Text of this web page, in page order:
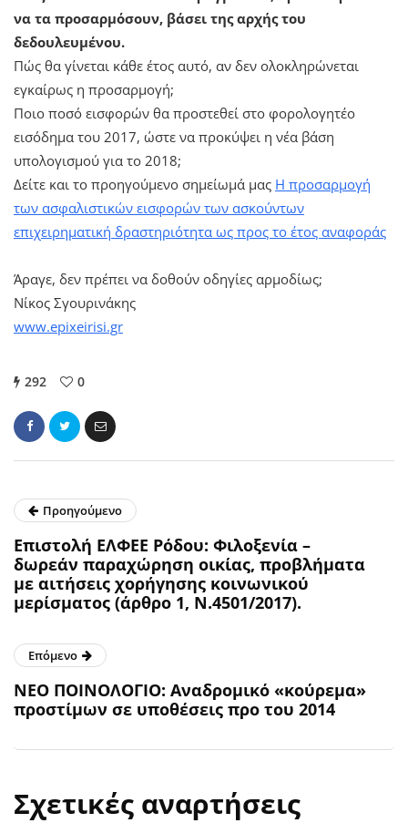
να τα προσαρμόσουν, βάσει της αρχής του
δεδουλευμένου.
Πώς θα γίνεται κάθε έτος αυτό, αν δεν ολοκληρώνεται
εγκαίρως η προσαρμογή;
Ποιο ποσό εισφορών θα προστεθεί στο φορολογητέο
εισόδημα του 2017, ώστε να προκύψει η νέα βάση
υπολογισμού για το 2018;
Δείτε και το προηγούμενο σημείωμά μας Η προσαρμογή
των ασφαλιστικών εισφορών των ασκούντων
επιχειρηματική δραστηριότητα ως προς το έτος αναφοράς
Άραγε, δεν πρέπει να δοθούν οδηγίες αρμοδίως;
Νίκος Σγουρινάκης
www.epixeirisi.gr
292 0
Προηγούμενο
Επιστολή ΕΛΦΕΕ Ρόδου: Φιλοξενία –
δωρεάν παραχώρηση οικίας, προβλήματα
με αιτήσεις χορήγησης κοινωνικού
μερίσματος (άρθρο 1, Ν.4501/2017).
Επόμενο
ΝΕΟ ΠΟΙΝΟΛΟΓΙΟ: Αναδρομικό «κούρεμα»
προστίμων σε υποθέσεις προ του 2014
Σχετικές αναρτήσεις